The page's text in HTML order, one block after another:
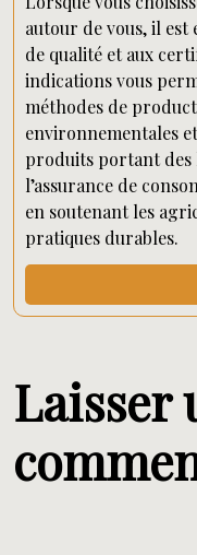
autour de vous, il est
de qualité et aux
indications vous
méthodes de
environnementales
produits portant des
l’assurance de
en soutenant les
pratiques durables.
Laisser